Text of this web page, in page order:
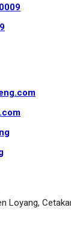
Loyang,